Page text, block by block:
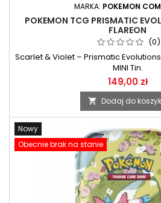
MARKA: POKEMON
POKEMON TCG PRISMATIC
FLAREON
(0)
Scarlet & Violet – Prismatic
MINI Tin.
149,00 zł
 Dodaj do
Nowy
Obecnie brak na stanie